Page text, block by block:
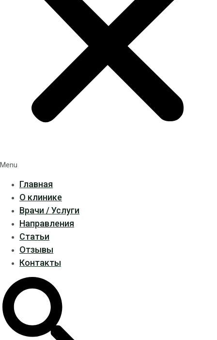
Menu
Главная
О клинике
Врачи / Услуги
Направления
Статьи
Отзывы
Контакты